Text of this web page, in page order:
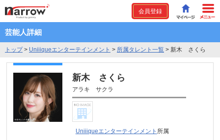
会員登録
芸能人詳細
トップ> Uniiiqueエンターテインメント > 所属タレント一覧 > 新木 さくら
新木 さくら
アラキ サクラ
Uniiiqueエンターテインメント 所属